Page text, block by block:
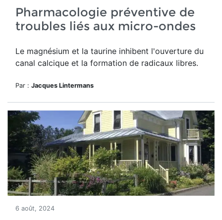
Pharmacologie préventive de
troubles liés aux micro-ondes
Le magnésium et la taurine inhibent l'ouverture du
canal calcique et la formation de radicaux libres.
Par : Jacques Lintermans
6 août, 2024